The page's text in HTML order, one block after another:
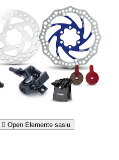
Open Elemente sasiu